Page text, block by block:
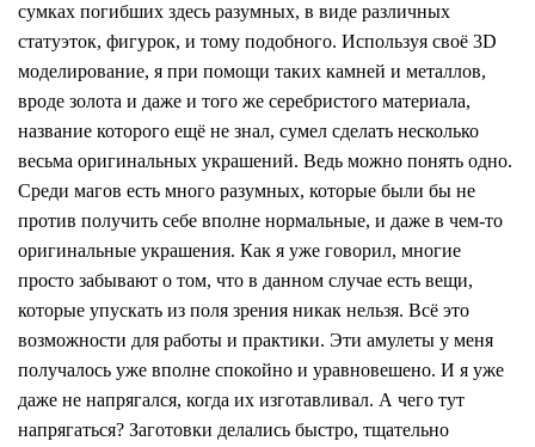
сумках погибших здесь разумных, в виде различных
статуэток, фигурок, и тому подобного. Используя своё 3D
моделирование, я при помощи таких камней и металлов,
вроде золота и даже и того же серебристого материала,
название которого ещё не знал, сумел сделать несколько
весьма оригинальных украшений. Ведь можно понять одно.
Среди магов есть много разумных, которые были бы не
против получить себе вполне нормальные, и даже в чем-то
оригинальные украшения. Как я уже говорил, многие
просто забывают о том, что в данном случае есть вещи,
которые упускать из поля зрения никак нельзя. Всё это
возможности для работы и практики. Эти амулеты у меня
получалось уже вполне спокойно и уравновешено. И я уже
даже не напрягался, когда их изготавливал. А чего тут
напрягаться? Заготовки делались быстро, тщательно